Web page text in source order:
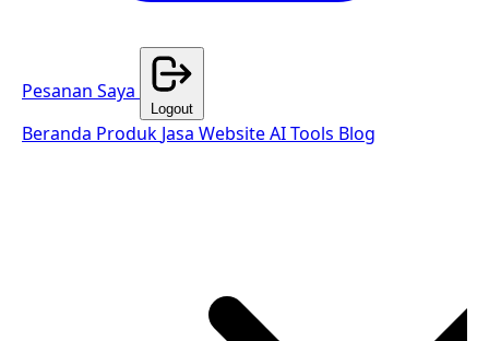
Pesanan Saya
Logout
Beranda Produk Jasa WebsiteAI Tools Blog